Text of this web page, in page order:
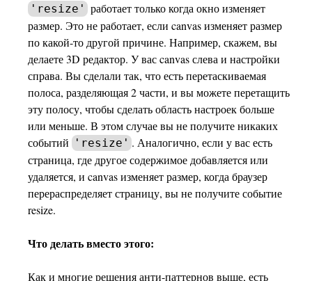
'resize' работает только когда окно изменяет
размер. Это не работает, если canvas изменяет размер
по какой-то другой причине. Например, скажем, вы
делаете 3D редактор. У вас canvas слева и настройки
справа. Вы сделали так, что есть перетаскиваемая
полоса, разделяющая 2 части, и вы можете перетащить
эту полосу, чтобы сделать область настроек больше
или меньше. В этом случае вы не получите никаких
событий
'resize' . Аналогично, если у вас есть
страница, где другое содержимое добавляется или
удаляется, и canvas изменяет размер, когда браузер
перераспределяет страницу, вы не получите событие
resize.
Что делать вместо этого:
Как и многие решения анти-паттернов выше, есть